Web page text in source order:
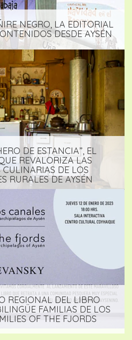
NEGRO, LA EDITORIAL
DESDE AYSÉN
DE ESTANCIA”, EL
REVALORIZA LAS
CULINARIAS DE LOS
RURALES DE AYSÉN
REGIONAL DEL LIBRO
FAMILIAS DE LOS
OF THE FJORDS